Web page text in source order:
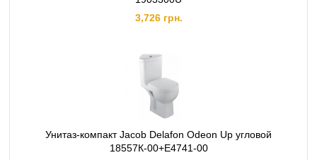
3,726 грн.
Унитаз-компакт Jacob Delafon Odeon Up угловой
18557К-00+Е4741-00